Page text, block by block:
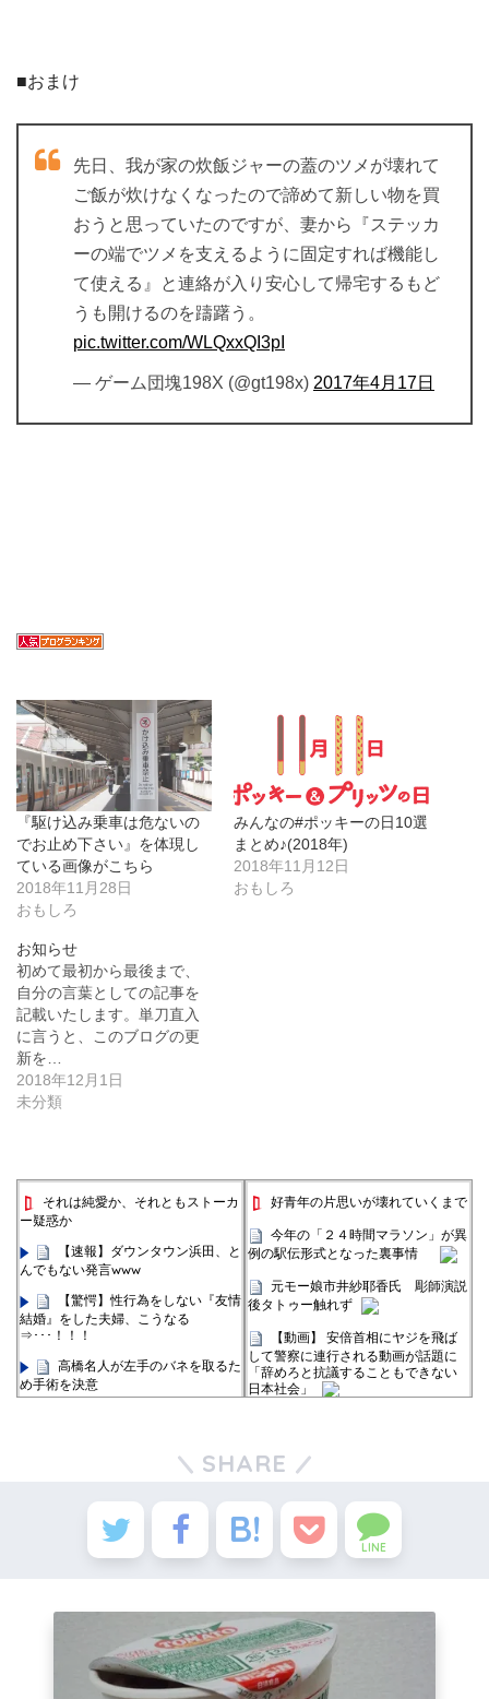
■おまけ
先日、我が家の炊飯ジャーの蓋のツメが壊れて
ご飯が炊けなくなったので諦めて新しい物を買
おうと思っていたのですが、妻から『ステッカ
ーの端でツメを支えるように固定すれば機能し
て使える』と連絡が入り安心して帰宅するもど
うも開けるのを躊躇う。
pic.twitter.com/WLQxxQI3pI
— ゲーム団塊198X (@gt198x) 2017年4月17日
『駆け込み乗車は危ないの
でお止め下さい』を体現し
ている画像がこちら
2018年11月28日
おもしろ
みんなの#ポッキーの日10選
まとめ♪(2018年)
2018年11月12日
おもしろ
お知らせ
初めて最初から最後まで、
自分の言葉としての記事を
記載いたします。単刀直入
に言うと、このブログの更
新を…
2018年12月1日
未分類
それは純愛か、それともストーカ
ー疑惑か
【速報】ダウンタウン浜田、と
んでもない発言www
【驚愕】性行為をしない『友情
結婚』をした夫婦、こうなる
⇒･･･！！！
高橋名人が左手のバネを取るた
め手術を決意
方々のおかげです」
ドラゴンボール最新強さランキ
三大アイドルアニメ、決まる
おジャ魔女どれみ：YouTube
で全51話配信 関弘美P「ファンの
方々のおかげです」
好青年の片思いが壊れていくまで
今年の「２４時間マラソン」が異
例の駅伝形式となった裏事情
元モー娘市井紗耶香氏 彫師演説
後タトゥー触れず
【動画】 安倍首相にヤジを飛ば
して警察に連行される動画が話題に
「辞めろと抗議することもできない
日本社会」
【芸能】月亭方正「会見しないと
【ネコ】大地が揺れた！
会話するネコ達
ネコは眠らない｡
パンを持ち帰りたいイヌ
SHARE
LINE